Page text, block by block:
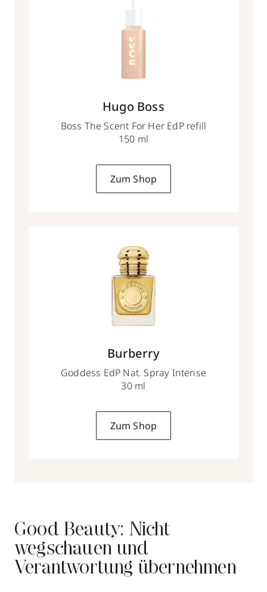
Hugo Boss
Boss The Scent For Her EdP refill
150 ml
Zum Shop
Burberry
Goddess EdP Nat. Spray Intense
30 ml
Zum Shop
Good Beauty: Nicht
wegschauen und
Verantwortung übernehmen